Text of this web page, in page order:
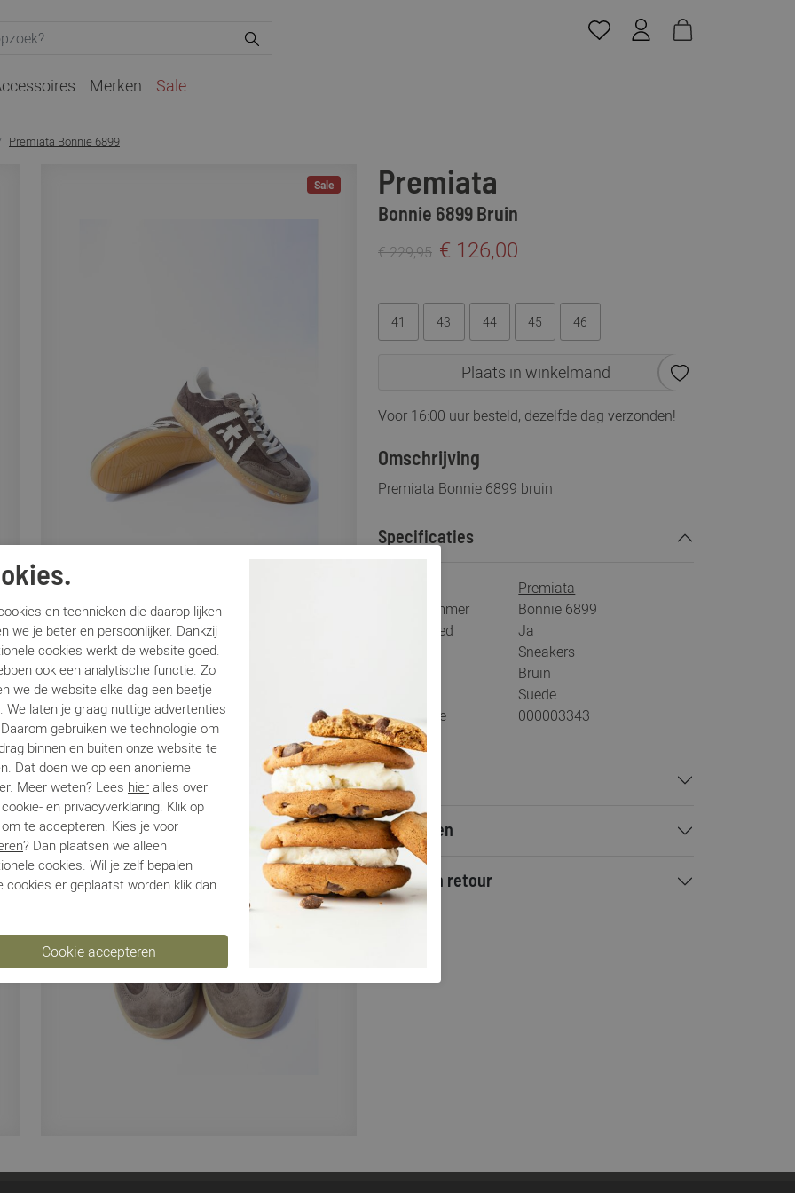
Merken Sale
Premiata Bonnie 6899
Sale Premiata
Bonnie 6899 Bruin
€ 229,95 € 126,00
41 43 44 45 46
Plaats in winkelmand
Voor 16:00 uur besteld, dezelfde dag verzonden!
Omschrijving
Premiata Bonnie 6899 bruin
Specificaties
Premiata
Artikelnummer
Bonnie 6899
Los voetbed
Ja
Sneakers
Bruin
Suede
Bestelcode
000003343
Betalen
Verzenden
Ruilen en retour
en technieken die daarop lijken
we je beter en persoonlijker. Dankzij
cookies werkt de website goed.
ook een analytische functie. Zo
we de website elke dag een beetje
We laten je graag nuttige advertenties
gebruiken we technologie om
binnen en buiten onze website te
Dat doen we op een anonieme
Meer weten? Lees hier alles over
en privacyverklaring. Klik op
te accepteren. Kies je voor
? Dan plaatsen we alleen
cookies. Wil je zelf bepalen
cookies er geplaatst worden klik dan